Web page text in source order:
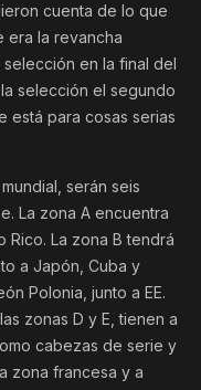
cuenta de lo que
era la revancha
en la final del
selección el segundo
está para cosas serias
serán seis
La zona A encuentra
Rico. La zona B tendrá
a Japón, Cuba y
Polonia, junto a EE.
zonas D y E, tienen a
cabezas de serie y
zona francesa y a